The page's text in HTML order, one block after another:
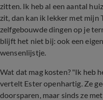
zitten. Ik heb al een aantal
zit, dan kan ik lekker met mijn
zelfgebouwde dingen op je
blijft het niet bij: ook een
wensenlijstje.
Wat dat mag kosten? "Ik heb
vertelt Ester openhartig. Ze
doorsparen, maar sinds ze